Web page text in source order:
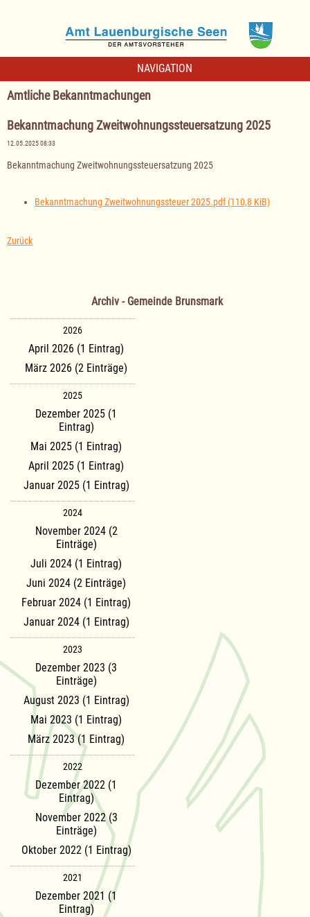
NAVIGATION
Amtliche Bekanntmachungen
Bekanntmachung Zweitwohnungssteuersatzung 2025
12.05.2025 08:33
Bekanntmachung Zweitwohnungssteuersatzung 2025
Bekanntmachung Zweitwohnungssteuer 2025.pdf(110,8 KiB)
Zurück
Archiv - Gemeinde Brunsmark
2026
April 2026 (1 Eintrag)
März 2026 (2 Einträge)
2025
Dezember 2025 (1
Eintrag)
Mai 2025 (1 Eintrag)
April 2025 (1 Eintrag)
Januar 2025 (1 Eintrag)
2024
November 2024 (2
Einträge)
Juli 2024 (1 Eintrag)
Juni 2024 (2 Einträge)
Februar 2024 (1 Eintrag)
Januar 2024 (1 Eintrag)
2023
Dezember 2023 (3
Einträge)
August 2023 (1 Eintrag)
Mai 2023 (1 Eintrag)
März 2023 (1 Eintrag)
2022
Dezember 2022 (1
Eintrag)
November 2022 (3
Einträge)
Oktober 2022 (1 Eintrag)
2021
Dezember 2021 (1
Eintrag)